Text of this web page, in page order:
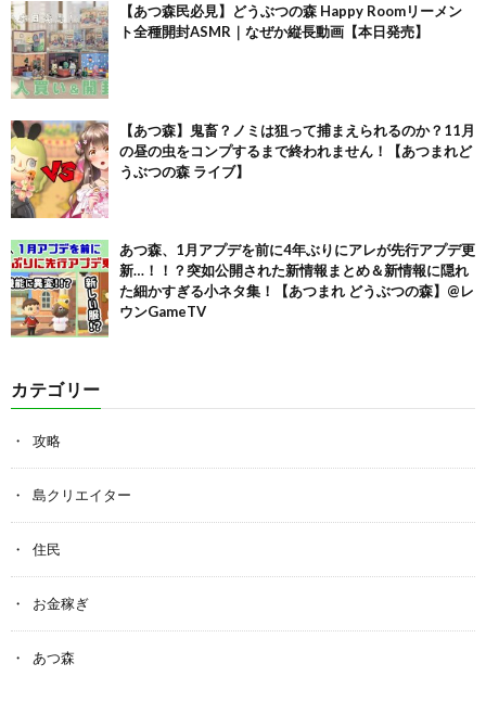
【あつ森民必見】どうぶつの森 Happy Roomリーメン
ト全種開封ASMR｜なぜか縦長動画【本日発売】
【あつ森】鬼畜？ノミは狙って捕まえられるのか？11月
の昼の虫をコンプするまで終われません！【あつまれど
うぶつの森 ライブ】
あつ森、1月アプデを前に4年ぶりにアレが先行アプデ更
新…！！？突如公開された新情報まとめ＆新情報に隠れ
た細かすぎる小ネタ集！【あつまれ どうぶつの森】@レ
ウンGameTV
カテゴリー
攻略
島クリエイター
住民
お金稼ぎ
あつ森